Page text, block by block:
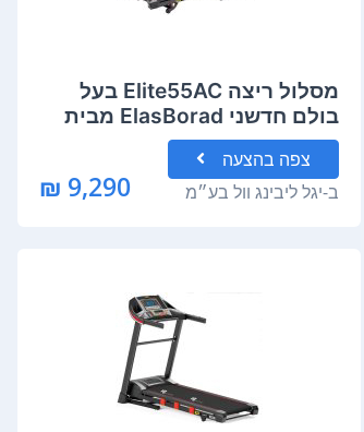
מסלול ריצה Elite55AC בעל
בולם חדשני ElasBorad מבית
Vo2
צפה בהצעה
ב-יגל ליבינג וול בע״מ 9,290 ₪